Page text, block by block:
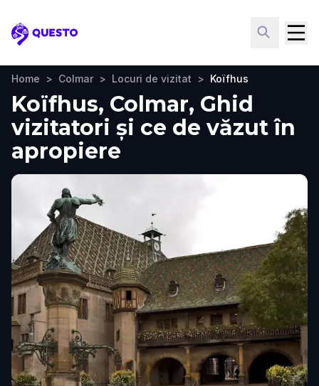
Questo
Home > Colmar > Locuri de vizitat > Koïfhus
Koïfhus, Colmar, Ghid
vizitatori și ce de văzut în
apropiere